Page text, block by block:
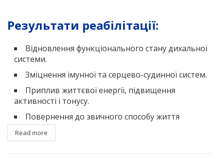
Результати реабілітації:
Відновлення функціонального стану дихальної
системи.
Зміцнення імунної та серцево-судинної систем.
Приплив життєвої енергії, підвищення
активності і тонусу.
Повернення до звичного способу життя
Read more